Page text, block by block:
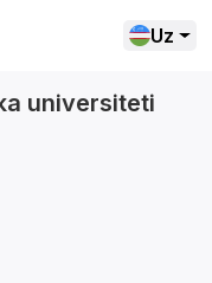
Uz
universiteti